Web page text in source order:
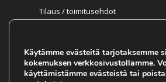
Tilaus / toimitusehdot
Ajankohtaista
Käytämme evästeitä tarjotaksemme
kokemuksen verkkosivustollamme.
käyttämistämme evästeistä tai